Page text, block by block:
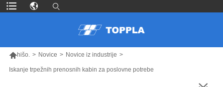
hišo. > Novice > Novice iz industrije >
Iskanje trpežnih prenosnih kabin za poslovne potrebe